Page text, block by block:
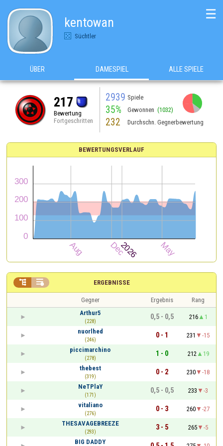
kentowan
Süchtler
☰
ÜBER DAMESPIEL ALLE SPIELE
217
Bewertung
Fortgeschritten
2939 Spiele
35% Gewonnen (1032)
232 Durchschn. Gegnerbewertung
BEWERTUNGSVERLAUF
ERGEBNISSE
 
Gegner Ergebnis
Rang
Arthur5
(228)
0,5 - 0,5 216
1
nuorlhed
(246)
0 - 1 231
-15
piccimarchino
(278)
1 - 0 212
19
thebest
(319)
0 - 2 230
-18
NeTPlaY
(171)
0,5 - 0,5 233
-3
vitaliano
(276)
0 - 3 260
-27
THESAVAGEBREEZE
(293)
3 - 5 265
-5
BIG DADDY